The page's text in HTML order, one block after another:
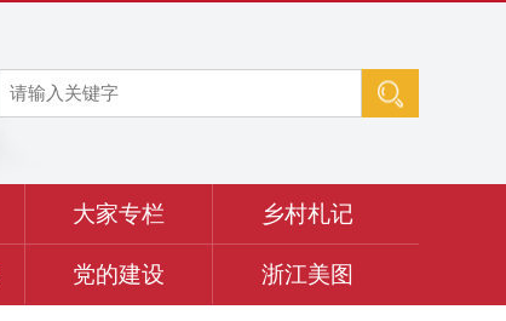
大家专栏 乡村札记
党的建设 浙江美图